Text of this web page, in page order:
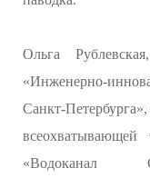
Ольга
«Инженерно-
Санкт-
«Водоканал